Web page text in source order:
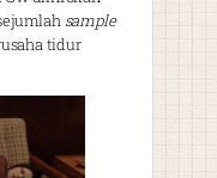
sample
tidur